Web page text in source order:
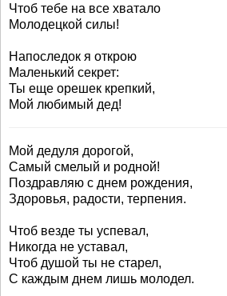
Чтоб тебе на все хватало
Молодецкой силы!
Напоследок я открою
Маленький секрет:
Ты еще орешек крепкий,
Мой любимый дед!
Мой дедуля дорогой,
Самый смелый и родной!
Поздравляю с днем рождения,
Здоровья, радости, терпения.
Чтоб везде ты успевал,
Никогда не уставал,
Чтоб душой ты не старел,
С каждым днем лишь молодел.